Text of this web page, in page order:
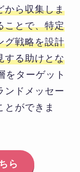
から収集しま
ことで、特定
グ戦略を設計
する助けとな
をターゲット
ンドメッセー
とができま
ら